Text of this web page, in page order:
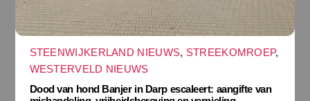
STEENWIJKERLAND NIEUWS, STREEKOMROEP,
WESTERVELD NIEUWS
Dood van hond Banjer in Darp escaleert: aangifte van